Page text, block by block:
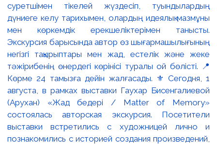
суретшімен тікелей жүздесіп, туындылардың
дүниеге келу тарихымен, олардың идеялық мазмұны
мен көркемдік ерекшеліктерімен танысты.
Экскурсия барысында автор өз шығармашылығының
негізгі тақырыптары мен жад, естелік және жеке
тәжірибенің өнердегі көрінісі туралы ой бөлісті. 📍
Көрме 24 тамызға дейін жалғасады. ⚜️ Сегодня, 1
августа, в рамках выставки Гаухар Бисенгалиевой
(Арухан) «Жад бедері / Matter of Memory»
состоялась авторская экскурсия. Посетители
выставки встретились с художницей лично и
познакомились с историей создания произведений,